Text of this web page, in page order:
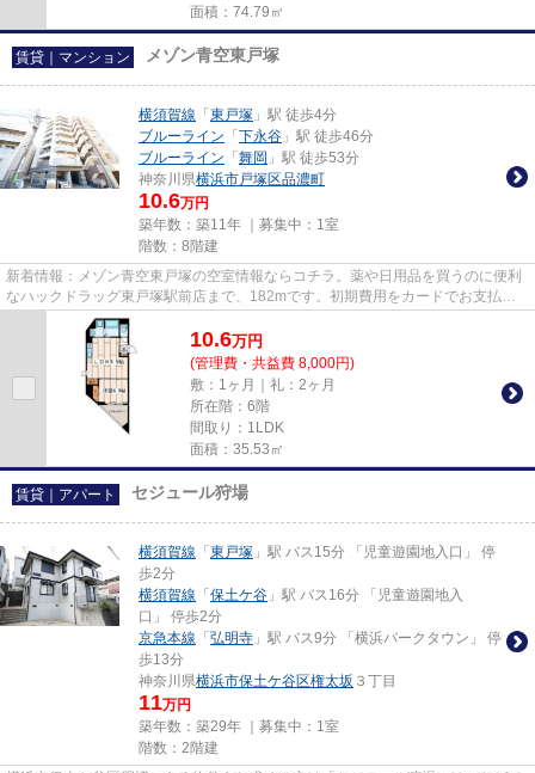
面積：74.79㎡
賃貸｜マンション メゾン青空東戸塚
横須賀線 「 東戸塚 」駅 徒歩4分
ブルーライン 「 下永谷 」駅 徒歩46分
ブルーライン 「 舞岡 」駅 徒歩53分
神奈川県横浜市戸塚区品濃町
10.6万円
築年数：築11年 ｜募集中： 1室
階数：8階建
新着情報：メゾン青空東戸塚の空室情報ならコチラ。薬や日用品を買うのに便利
なハックドラッグ東戸塚駅前店まで、182mです。初期費用をカードでお支払い
いただけるので、カードで決済...
10.6万円
(管理費・共益費 8,000円)
敷：1ヶ月｜礼：2ヶ月
所在階：6階
間取り：1LDK
面積：35.53㎡
賃貸｜アパート セジュール狩場
横須賀線 「 東戸塚 」駅 バス15分 「児童遊園地入口」 停
歩2分
横須賀線 「 保土ケ谷 」駅 バス16分 「児童遊園地入
口」 停歩2分
京急本線 「 弘明寺 」駅 バス9分 「横浜パークタウン」 停
歩13分
神奈川県横浜市保土ケ谷区権太坂 ３丁目
11万円
築年数：築29年 ｜募集中： 1室
階数：2階建